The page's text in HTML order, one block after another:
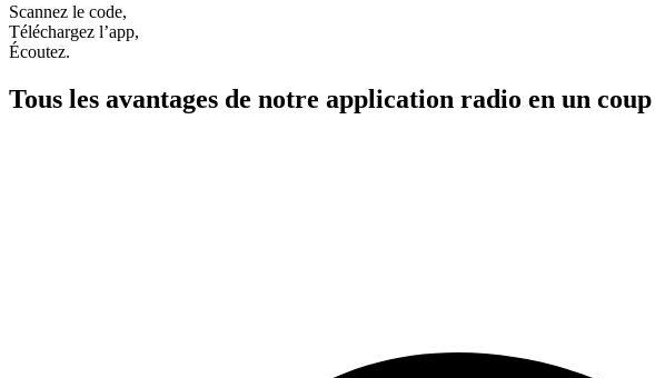
Scannez le code,
Téléchargez l’app,
Écoutez.
Tous les avantages de notre application radio en un